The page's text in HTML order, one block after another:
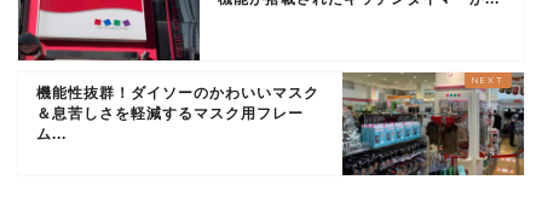
機能性抜群！ダイソーのかわいいマスク
＆息苦しさを軽減するマスク用フレー
ム...